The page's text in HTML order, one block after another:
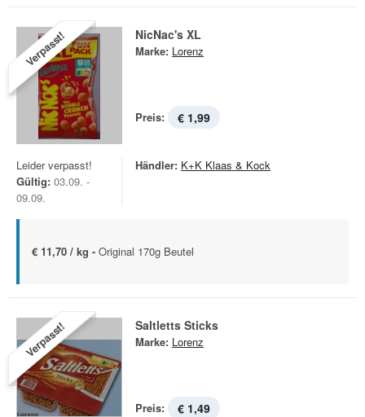
Verpasst! NicNac's XL
Marke: Lorenz
Preis: € 1,99
Leider verpasst!
Gültig: 03.09. -
09.09.
Händler: K+K Klaas & Kock
€ 11,70 / kg - Original 170g Beutel
Verpasst! Saltletts Sticks
Marke: Lorenz
Preis: € 1,49